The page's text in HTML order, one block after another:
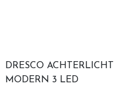
DRESCO ACHTERLICHT
MODERN 3 LED